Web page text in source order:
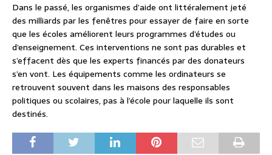
Dans le passé, les organismes d’aide ont littéralement jeté
des milliards par les fenêtres pour essayer de faire en sorte
que les écoles améliorent leurs programmes d’études ou
d’enseignement. Ces interventions ne sont pas durables et
s’effacent dès que les experts financés par des donateurs
s’en vont. Les équipements comme les ordinateurs se
retrouvent souvent dans les maisons des responsables
politiques ou scolaires, pas à l’école pour laquelle ils sont
destinés.